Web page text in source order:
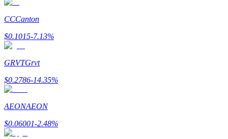
Analiza Big Data, w tym informacje handlowe itp.
CCCanton
$0.1015-7.13%
GRVTGrvt
$0.2786-14.35%
AEONAEON
$0.06001-2.48%